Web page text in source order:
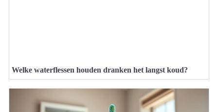
Welke waterflessen houden dranken het langst koud?